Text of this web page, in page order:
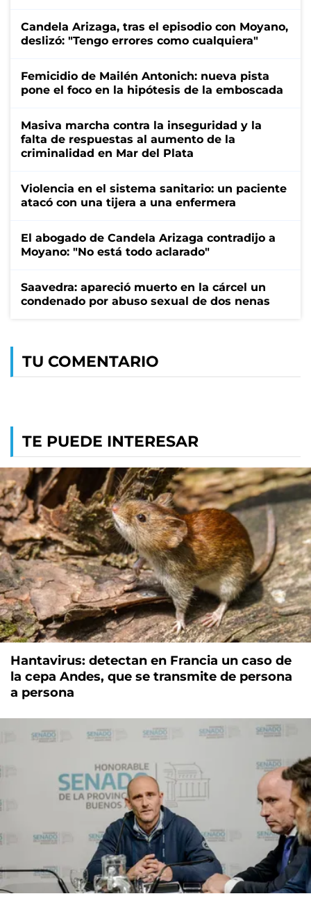
Candela Arizaga, tras el episodio con Moyano,
deslizó: "Tengo errores como cualquiera"
Femicidio de Mailén Antonich: nueva pista
pone el foco en la hipótesis de la emboscada
Masiva marcha contra la inseguridad y la
falta de respuestas al aumento de la
criminalidad en Mar del Plata
Violencia en el sistema sanitario: un paciente
atacó con una tijera a una enfermera
El abogado de Candela Arizaga contradijo a
Moyano: "No está todo aclarado"
Saavedra: apareció muerto en la cárcel un
condenado por abuso sexual de dos nenas
TU COMENTARIO
TE PUEDE INTERESAR
Hantavirus: detectan en Francia un caso de
la cepa Andes, que se transmite de persona
a persona